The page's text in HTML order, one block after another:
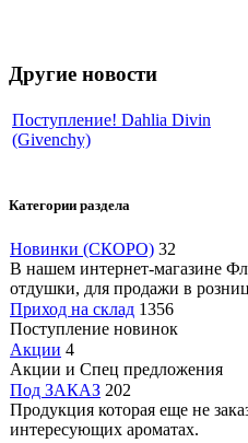
Другие новости
Поступление! Dahlia Divin
(Givenchy)
Категории раздела
Новинки (СКОРО) 32
В нашем интернет-магазине
отдушки, для продажи в
Приход на склад 1356
Поступление новинок
Акции 4
Акции и Спец предложения
Под ЗАКАЗ 202
Продукция которая еще не
интересующих ароматах.